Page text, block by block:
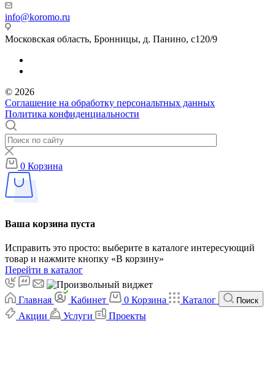
info@koromo.ru
Московская область, Бронницы, д. Панино, с120/9
© 2026
Соглашение на обработку персональтных данных
Политика конфиденциальности
0 Корзина
Ваша корзина пуста
Исправить это просто: выберите в каталоге интересующий
товар и нажмите кнопку «В корзину»
Перейти в каталог
Главная Кабинет 0 Корзина Каталог Поиск
Акции Услуги Проекты